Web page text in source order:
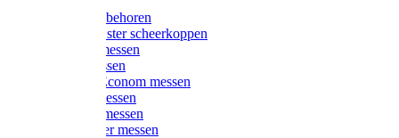
Messen toebehoren
Moser & Oster scheerkoppen
Hauptner messen
Liscop messen
Aesculap/Econom messen
Heiniger messen
Constanta messen
FarmClipper messen